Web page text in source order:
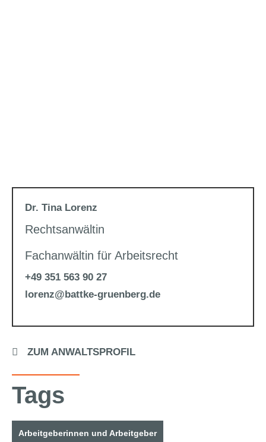
Dr. Tina Lorenz
Rechtsanwältin
Fachanwältin für Arbeitsrecht
+49 351 563 90 27
lorenz@battke-gruenberg.de
ZUM ANWALTSPROFIL
Tags
Arbeitgeberinnen und Arbeitgeber